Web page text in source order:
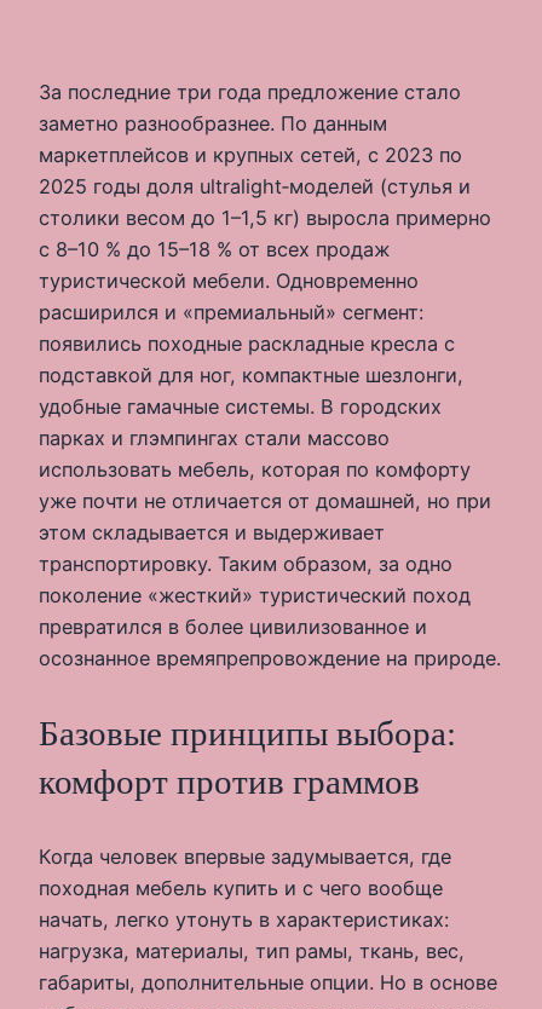
За последние три года предложение стало
заметно разнообразнее. По данным
маркетплейсов и крупных сетей, с 2023 по
2025 годы доля ultralight‑моделей (стулья и
столики весом до 1–1,5 кг) выросла примерно
с 8–10 % до 15–18 % от всех продаж
туристической мебели. Одновременно
расширился и «премиальный» сегмент:
появились походные раскладные кресла с
подставкой для ног, компактные шезлонги,
удобные гамачные системы. В городских
парках и глэмпингах стали массово
использовать мебель, которая по комфорту
уже почти не отличается от домашней, но при
этом складывается и выдерживает
транспортировку. Таким образом, за одно
поколение «жесткий» туристический поход
превратился в более цивилизованное и
осознанное времяпрепровождение на природе.
Базовые принципы выбора:
комфорт против граммов
Когда человек впервые задумывается, где
походная мебель купить и с чего вообще
начать, легко утонуть в характеристиках:
нагрузка, материалы, тип рамы, ткань, вес,
габариты, дополнительные опции. Но в основе